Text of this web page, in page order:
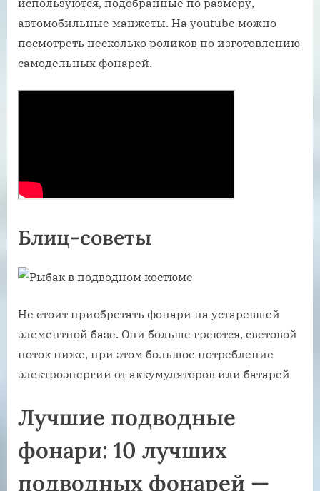
автомобильные манжеты. На youtube можно
посмотреть несколько роликов по изготовлению
самодельных фонарей.
Блиц-советы
Не стоит приобретать фонари на устаревшей
элементной базе. Они больше греются, световой
поток ниже, при этом большое потребление
электроэнергии от аккумуляторов или батарей
Лучшие подводные
фонари: 10 лучших
подводных фонарей —